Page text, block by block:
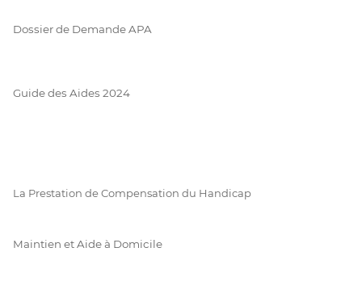
Dossier de Demande APA
Guide des Aides 2024
La Prestation de Compensation du Handicap
Maintien et Aide à Domicile